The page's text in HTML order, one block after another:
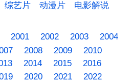
综艺片 动漫片
电影解说
2001 2002 2003
2004
2008 2009
2010
2014 2015
2016
2020 2021
2022